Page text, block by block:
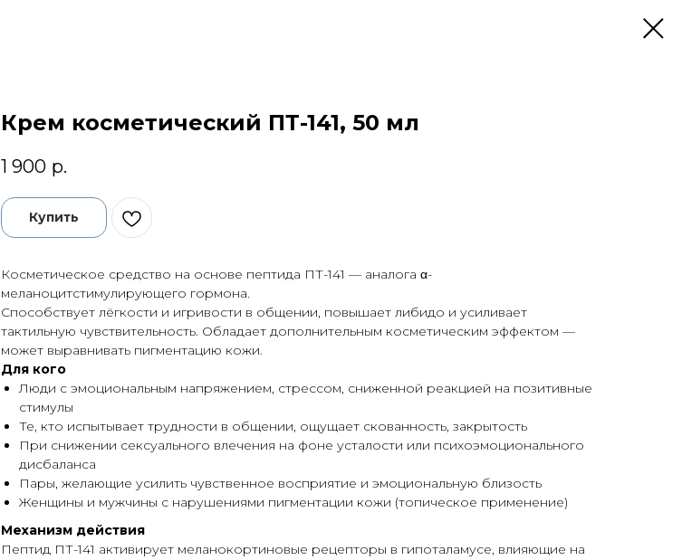
Крем косметический ПТ-141, 50 мл
1 900 р.
Купить
Косметическое средство на основе пептида ПТ-141 — аналога α-
меланоцитстимулирующего гормона.
Способствует лёгкости и игривости в общении, повышает либидо и усиливает
тактильную чувствительность. Обладает дополнительным косметическим эффектом —
может выравнивать пигментацию кожи.
Для кого
Люди с эмоциональным напряжением, стрессом, сниженной реакцией на позитивные
стимулы
Те, кто испытывает трудности в общении, ощущает скованность, закрытость
При снижении сексуального влечения на фоне усталости или психоэмоционального
дисбаланса
Пары, желающие усилить чувственное восприятие и эмоциональную близость
Женщины и мужчины с нарушениями пигментации кожи (топическое применение)
Механизм действия
Пептид ПТ-141 активирует меланокортиновые рецепторы в гипоталамусе, влияющие на